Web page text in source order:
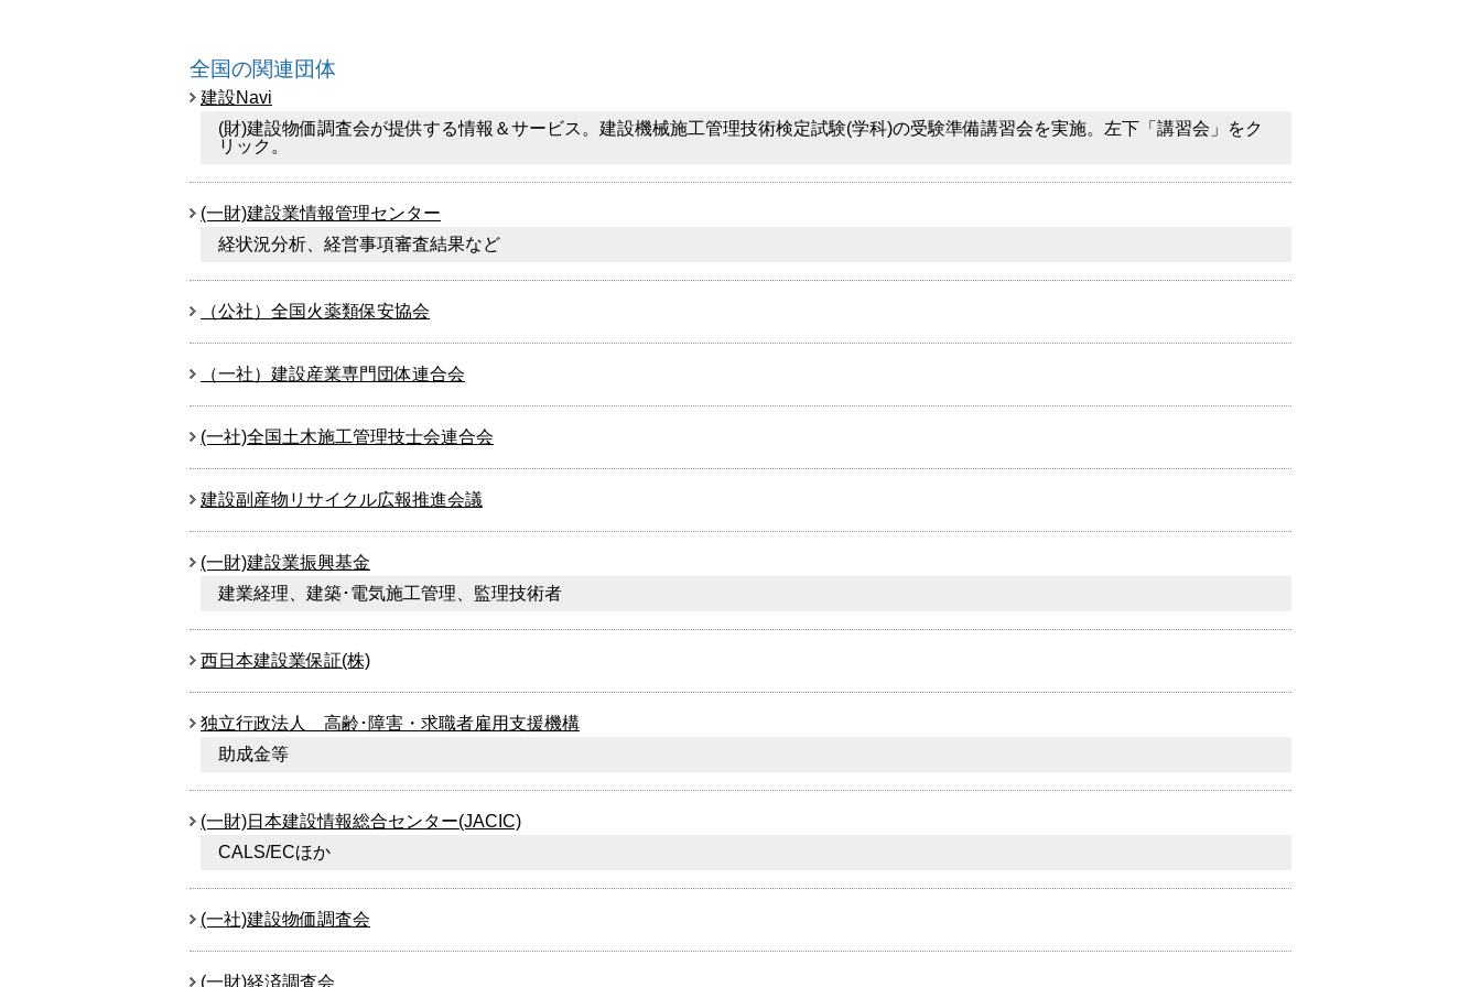
全国の関連団体
建設Navi
(財)建設物価調査会が提供する情報＆サービス。建設機械施工管理技術検定試験(学科)の受験準備講習会を実施。左下「講習会」をク
リック。
(一財)建設業情報管理センター
経状況分析、経営事項審査結果など
（公社）全国火薬類保安協会
（一社）建設産業専門団体連合会
(一社)全国土木施工管理技士会連合会
建設副産物リサイクル広報推進会議
(一財)建設業振興基金
建業経理、建築･電気施工管理、監理技術者
西日本建設業保証(株)
独立行政法人 高齢･障害・求職者雇用支援機構
助成金等
(一財)日本建設情報総合センター(JACIC)
CALS/ECほか
(一社)建設物価調査会
(一財)経済調査会